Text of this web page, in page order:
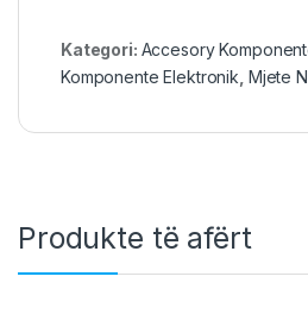
Kategori: Accesory
Komponente Elektronik Mjete
Produkte të afërt